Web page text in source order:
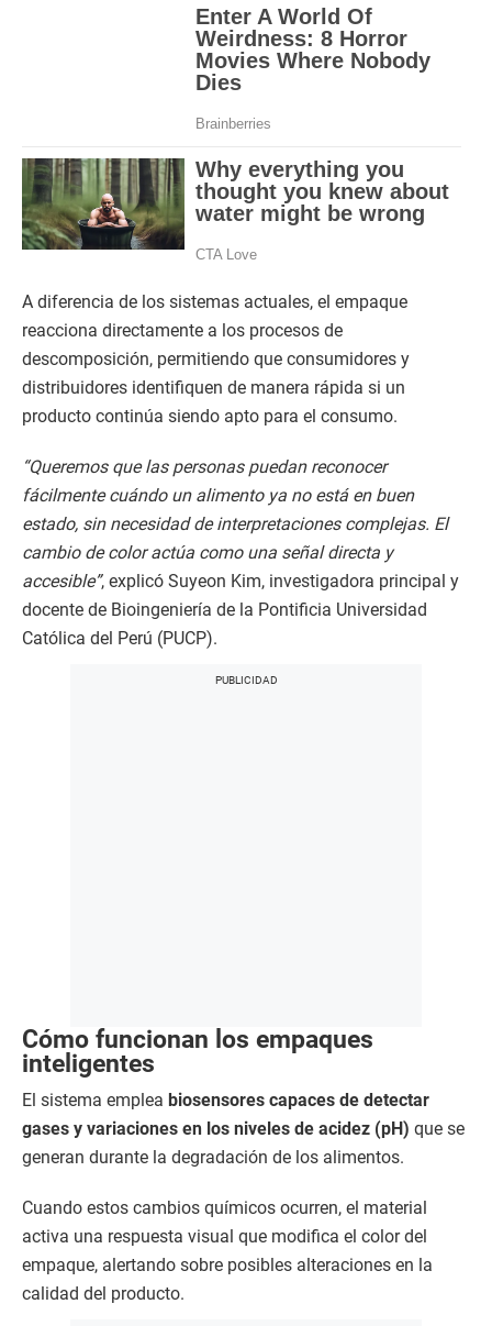
A diferencia de los sistemas actuales, el empaque
reacciona directamente a los procesos de
descomposición, permitiendo que consumidores y
distribuidores identifiquen de manera rápida si un
producto continúa siendo apto para el consumo.
“Queremos que las personas puedan reconocer
fácilmente cuándo un alimento ya no está en buen
estado, sin necesidad de interpretaciones complejas. El
cambio de color actúa como una señal directa y
accesible”, explicó Suyeon Kim, investigadora principal y
docente de Bioingeniería de la Pontificia Universidad
Católica del Perú (PUCP).
Cómo funcionan los empaques
inteligentes
El sistema emplea biosensores capaces de detectar
gases y variaciones en los niveles de acidez (pH) que se
generan durante la degradación de los alimentos.
Cuando estos cambios químicos ocurren, el material
activa una respuesta visual que modifica el color del
empaque, alertando sobre posibles alteraciones en la
calidad del producto.